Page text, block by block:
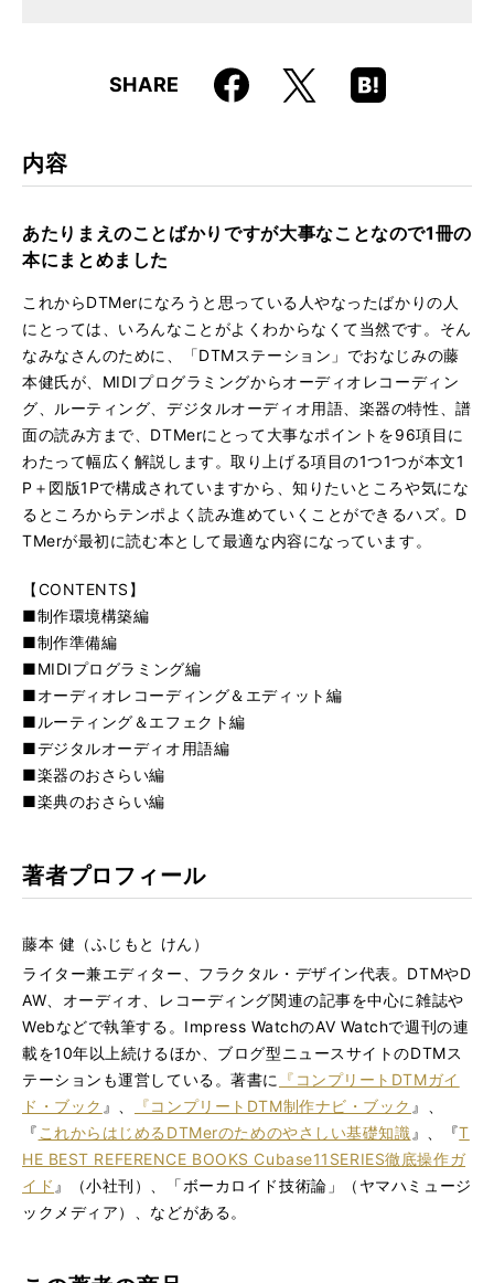
SHARE Faceboo
k
X
Hatena
Boo
内容
あたりまえのことばかりですが大事なことなので1冊の
本にまとめました
これからDTMerになろうと思っている人やなったばかりの人
にとっては、いろんなことがよくわからなくて当然です。そん
なみなさんのために、「DTMステーション」でおなじみの藤
本健氏が、MIDIプログラミングからオーディオレコーディン
グ、ルーティング、デジタルオーディオ用語、楽器の特性、譜
面の読み方まで、DTMerにとって大事なポイントを96項目に
わたって幅広く解説します。取り上げる項目の1つ1つが本文1
P＋図版1Pで構成されていますから、知りたいところや気にな
るところからテンポよく読み進めていくことができるハズ。D
TMerが最初に読む本として最適な内容になっています。
【CONTENTS】
■制作環境構築編
■制作準備編
■MIDIプログラミング編
■オーディオレコーディング＆エディット編
■ルーティング＆エフェクト編
■デジタルオーディオ用語編
■楽器のおさらい編
■楽典のおさらい編
著者プロフィール
藤本 健（ふじもと けん）
ライター兼エディター、フラクタル・デザイン代表。DTMやD
AW、オーディオ、レコーディング関連の記事を中心に雑誌や
Webなどで執筆する。Impress WatchのAV Watchで週刊の連
載を10年以上続けるほか、ブログ型ニュースサイトのDTMス
テーションも運営している。著書に
『コンプリートDTMガイ
ド・ブック 』、 『コンプリートDTM制作ナビ・ブック 』、
『 これからはじめるDTMerのためのやさしい基礎知識 』、『T
HE BEST REFERENCE BOOKS Cubase11SERIES徹底操作ガ
イド 』（小社刊）、「ボーカロイド技術論」（ヤマハミュージ
ックメディア）、などがある。